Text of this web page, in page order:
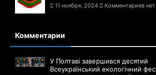
11 ноября, 2024 Комментариев нет
Комментарии
У Полтаві завершився десятий
Всеукраїнський екологічний